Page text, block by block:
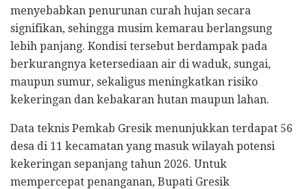
menyebabkan penurunan curah hujan secara
signifikan, sehingga musim kemarau berlangsung
lebih panjang. Kondisi tersebut berdampak pada
berkurangnya ketersediaan air di waduk, sungai,
maupun sumur, sekaligus meningkatkan risiko
kekeringan dan kebakaran hutan maupun lahan.
Data teknis Pemkab Gresik menunjukkan terdapat 56
desa di 11 kecamatan yang masuk wilayah potensi
kekeringan sepanjang tahun 2026. Untuk
mempercepat penanganan, Bupati Gresik